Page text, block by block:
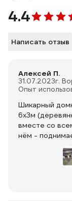
4.4
Написать отзыв
Алексей П.
31.07.2023г.
Опыт
Шикарный
6х3м
вместе со
нём -
не напрягаясь. На
усилия.